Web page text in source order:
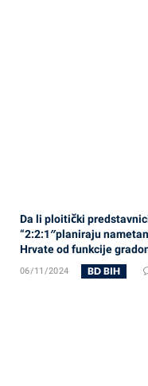
Da li ploitički
“2:2:1″planiraju
Hrvate od funkcije
06/11/2024 BD BIH